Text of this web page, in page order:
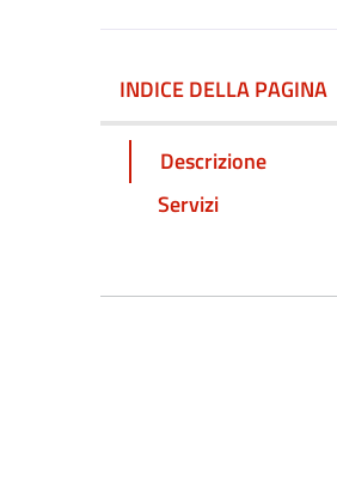
INDICE DELLA PAGINA
Descrizione
Servizi